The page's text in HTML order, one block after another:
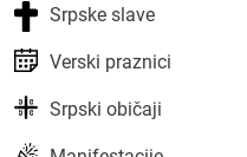
Srpske slave
Verski praznici
Srpski običaji